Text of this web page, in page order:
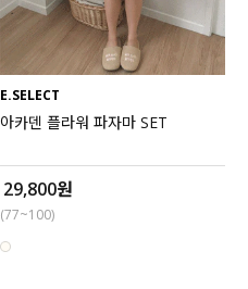
E.SELECT
아카덴 플라워 파자마 SET
29,800원
(77~100)